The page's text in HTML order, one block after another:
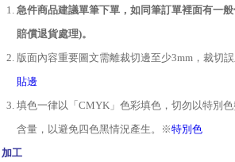
急件商品建議單筆下單，如同筆訂單裡面有一
賠償退貨處理)。
版面內容重要圖文需離裁切邊至少3mm ，裁切
貼邊
填色一律以「 CMYK 」色彩填色，切勿以特別
含量，以避免四色黑情況產生。※特別色
加工